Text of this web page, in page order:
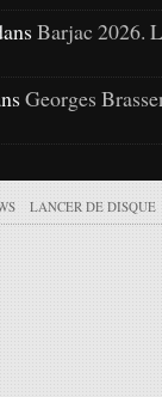
Barjac 2026.
Georges
LANCER DE DISQUE